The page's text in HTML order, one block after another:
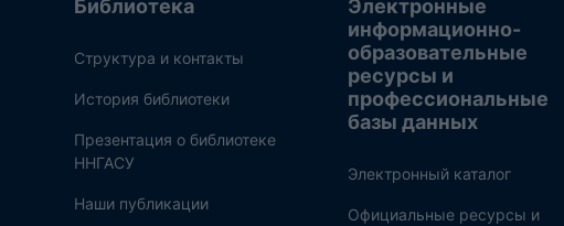
Библиотека
Структура и контакты
История библиотеки
Презентация о библиотеке
ННГАСУ
Наши публикации
Электронные
информационно-
образовательные
ресурсы и
профессиональные
базы данных
Электронный каталог
Официальные ресурсы и